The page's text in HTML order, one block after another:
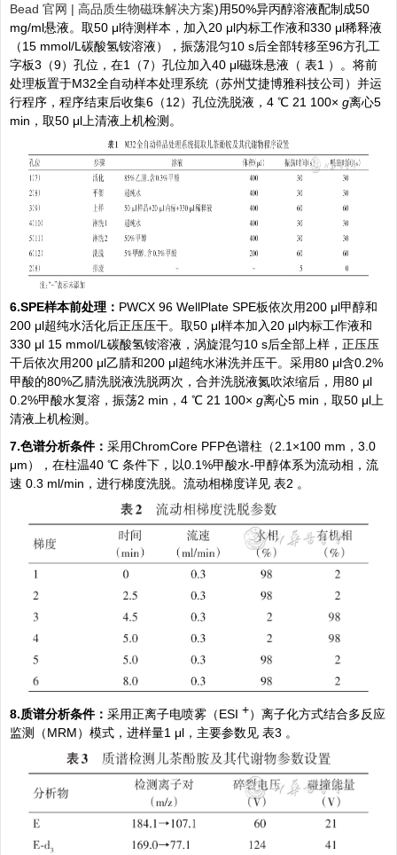
Bead 官网 | 高品质生物磁珠解决方案)用50%异丙醇溶液配制成50
mg/ml悬液。取50 μl待测样本，加入20 μl内标工作液和330 μl稀释液
（15 mmol/L碳酸氢铵溶液），振荡混匀10 s后全部转移至96方孔工
字板3（9）孔位，在1（7）孔位加入40 μl磁珠悬液（ 表1 ）。将前
处理板置于M32全自动样本处理系统（苏州艾捷博雅科技公司）并运
行程序，程序结束后收集6（12）孔位洗脱液，4 ℃ 21 100× g离心5
min，取50 μl上清液上机检测。
6.SPE样本前处理： PWCX 96 WellPlate SPE板依次用200 μl甲醇和
200 μl超纯水活化后正压压干。取50 μl样本加入20 μl内标工作液和
330 μl 15 mmol/L碳酸氢铵溶液，涡旋混匀10 s后全部上样，正压压
干后依次用200 μl乙腈和200 μl超纯水淋洗并压干。采用80 μl含0.2%
甲酸的80%乙腈洗脱液洗脱两次，合并洗脱液氮吹浓缩后，用80 μl
0.2%甲酸水复溶，振荡2 min，4 ℃ 21 100× g离心5 min，取50 μl上
清液上机检测。
7.色谱分析条件： 采用ChromCore PFP色谱柱（2.1×100 mm，3.0
μm），在柱温40 ℃ 条件下，以0.1%甲酸水-甲醇体系为流动相，流
速 0.3 ml/min，进行梯度洗脱。流动相梯度详见 表2 。
8.质谱分析条件： 采用正离子电喷雾（ESI +）离子化方式结合多反应
监测（MRM）模式，进样量1 μl，主要参数见 表3 。